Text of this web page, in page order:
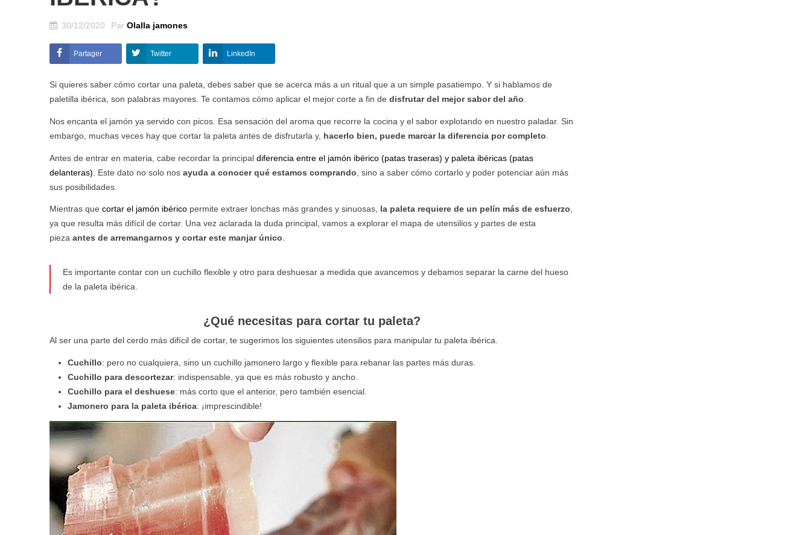
30/12/2020 Par Olalla jamones
Partager Twitter LinkedIn
Si quieres saber cómo cortar una paleta, debes saber que se acerca más a un ritual que a un simple pasatiempo. Y si hablamos de
paletilla ibérica, son palabras mayores. Te contamos cómo aplicar el mejor corte a fin de disfrutar del mejor sabor del año
Nos encanta el jamón ya servido con picos. Esa sensación del aroma que recorre la cocina y el sabor explotando en nuestro paladar. Sin
embargo, muchas veces hay que cortar la paleta antes de disfrutarla y, hacerlo bien, puede marcar la diferencia por completo
Antes de entrar en materia, cabe recordar la principal diferencia entre el jamón ibérico (patas traseras) y paleta ibéricas (patas
delanteras) . Este dato no solo nos ayuda a conocer qué estamos comprando , sino a saber cómo cortarlo y poder potenciar aún más
sus posibilidades.
Mientras que cortar el jamón ibérico permite extraer lonchas más grandes y sinuosas, la paleta requiere de un pelín más de esfuerzo,
ya que resulta más difícil de cortar. Una vez aclarada la duda principal, vamos a explorar el mapa de utensilios y partes de esta
pieza antes de arremangarnos y cortar este manjar único.
Es importante contar con un cuchillo flexible y otro para deshuesar a medida que avancemos y debamos separar la carne del hueso
de la paleta ibérica.
¿Qué necesitas para cortar tu paleta?
Al ser una parte del cerdo más difícil de cortar, te sugerimos los siguientes utensilios para manipular tu paleta ibérica.
Cuchillo: pero no cualquiera, sino un cuchillo jamonero largo y flexible para rebanar las partes más duras.
Cuchillo para descortezar: indispensable, ya que es más robusto y ancho.
Cuchillo para el deshuese: más corto que el anterior, pero también esencial.
Jamonero para la paleta ibérica: ¡imprescindible!